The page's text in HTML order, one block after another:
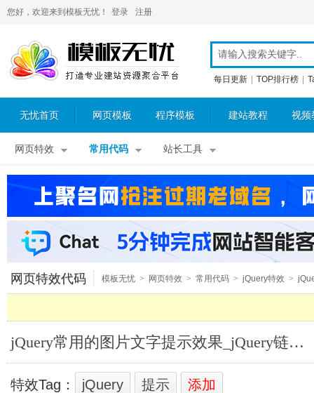
您好，欢迎来到模板无忧！ 登录 注册
每日更新 TOP排行榜
无忧首页 网页模板 程序模板 建站教程 视频
网页特效 常用代码 站长工具
网页特效代码 模板无忧 > 网页特效 > 常用代码 > jQuery特效 >
其他特效 > jQuery链接提示 >
jQuery常用的图片文字提示效果_jQuery链接提示
特效Tag： jQuery 提示 添加